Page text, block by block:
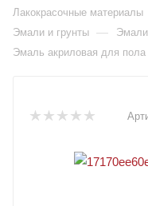
Лакокрасочные материалы
Эмали и грунты — Эмали
Эмаль акриловая для